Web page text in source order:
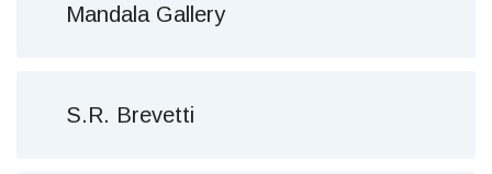
Mandala Gallery
S.R. Brevetti